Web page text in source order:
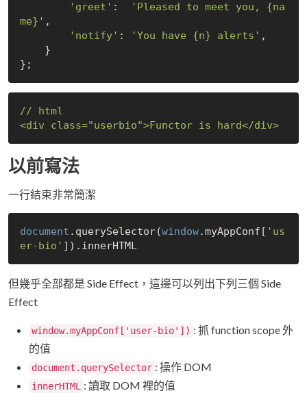
'greet' :
'Pleased to meet you, {na
me}' ,
'notify' : 'You have {n} alerts' ,
//
html
<div
class="userbio">Functor is hard</div>
以前寫法
一行結束非常簡潔
document .querySelector(window.myAppConf[ 'us
er-bio'
]).innerHTML
但幾乎全部都是 Side Effect，這邊可以列出下列三個 Side
Effect
window.myAppConf['user-bio']) : 抓 function scope 外
的值
document.querySelector : 操作 DOM
innerHTML : 讀取 DOM 裡的值